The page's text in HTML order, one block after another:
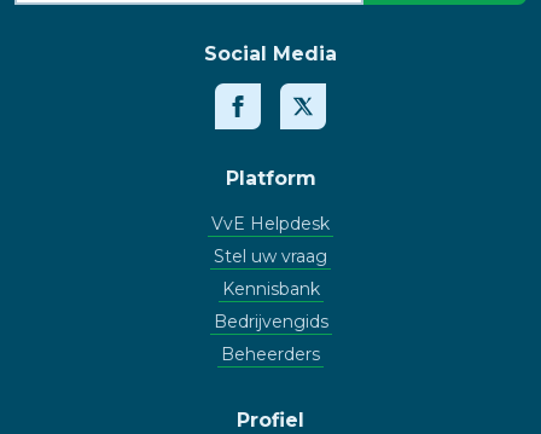
Social Media
Platform
VvE Helpdesk
Stel uw vraag
Kennisbank
Bedrijvengids
Beheerders
Profiel